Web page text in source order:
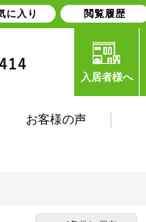
入居者様へ
お客様の声
に入り 閲覧履歴